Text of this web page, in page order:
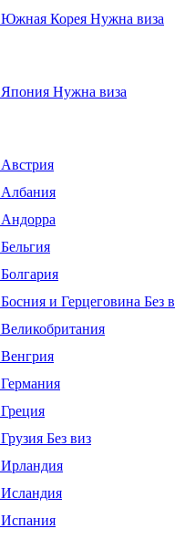
Южная Корея Нужна виза
Япония Нужна виза
Австрия
Албания
Андорра
Бельгия
Болгария
Босния и Герцеговина Без
Великобритания
Венгрия
Германия
Греция
Грузия Без виз
Ирландия
Исландия
Испания